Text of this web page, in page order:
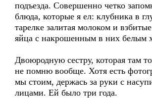
подъезда. Совершенно четко
блюда, которые я ел: клубника в
тарелке залитая молоком и
яйца с накрошенным в них белым
Двоюродную сестру, которая там
не помню вообще. Хотя есть
мы стоим, держась за руки с
лицами. Ей было три года.